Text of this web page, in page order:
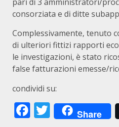
consorziata e di ditte
Complessivamente, tenuto
di ulteriori fittizi rapporti
le investigazioni, è stato
false fatturazioni emesse/
condividi su:
Facebook
Twitter
Share